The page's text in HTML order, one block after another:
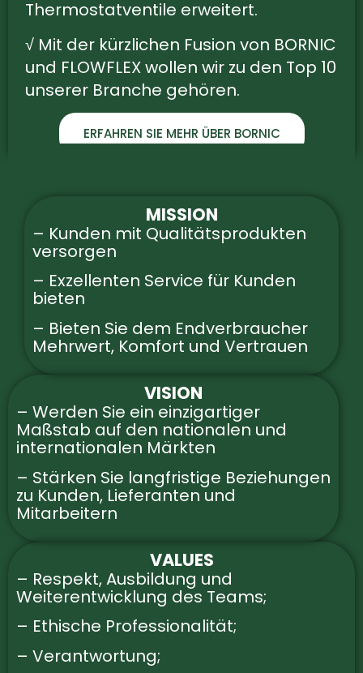
Thermostatventile erweitert.
√ Mit der kürzlichen Fusion von BORNIC
und FLOWFLEX wollen wir zu den Top 10
unserer Branche gehören.
ERFAHREN SIE MEHR ÜBER BORNIC
MISSION
– Kunden mit Qualitätsprodukten
versorgen
– Exzellenten Service für Kunden
bieten
– Bieten Sie dem Endverbraucher
Mehrwert, Komfort und Vertrauen
VISION
– Werden Sie ein einzigartiger
Maßstab auf den nationalen und
internationalen Märkten
– Stärken Sie langfristige Beziehungen
zu Kunden, Lieferanten und
Mitarbeitern
VALUES
– Respekt, Ausbildung und
Weiterentwicklung des Teams;
– Ethische Professionalität;
– Verantwortung;